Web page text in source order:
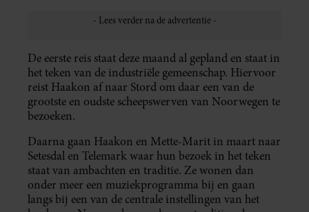
De eerste reis staat deze maand al gepland en staat in
het teken van de industriële gemeenschap. Hiervoor
reist Haakon af naar Stord om daar een van de
grootste en oudste scheepswerven van Noorwegen te
bezoeken.
Daarna gaan Haakon en Mette-Marit in maart naar
Setesdal en Telemark waar hun bezoek in het teken
staat van ambachten en traditie. Ze wonen dan
onder meer een muziekprogramma bij en gaan
langs bij een van de centrale instellingen van het